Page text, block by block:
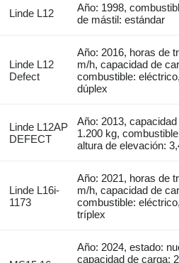
Linde L12
Año: 1998,
de mástil: estándar
Linde L12
Defect
Año: 2016, horas de
m/h, capacidad de
combustible:
dúplex
Linde L12AP
DEFECT
Año: 2013,
1.200 kg,
altura de elevación:
Linde L16i-
1173
Año: 2021, horas de
m/h, capacidad de
combustible:
tríplex
Año: 2024, estado:
capacidad de carga: